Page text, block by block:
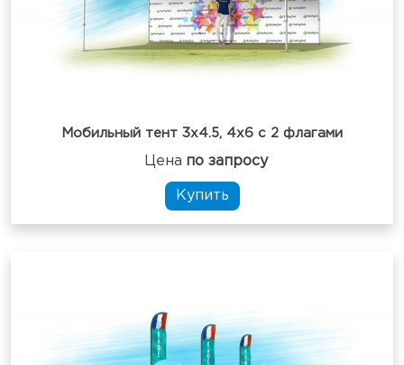
Мобильный тент 3х4.5, 4х6 с 2 флагами
Цена по запросу
Купить